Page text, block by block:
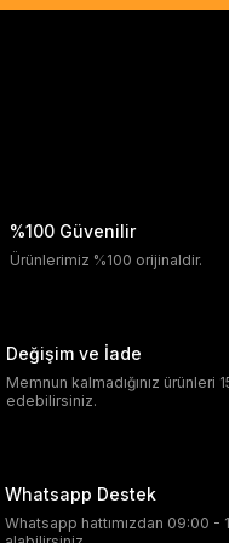
%100 Güvenilir
Ürünlerimiz %100 orijinaldir.
Değişim ve İade
Memnun kalmadığınız ürünleri
edebilirsiniz.
Whatsapp Destek
Whatsapp hattımızdan 09:00 -